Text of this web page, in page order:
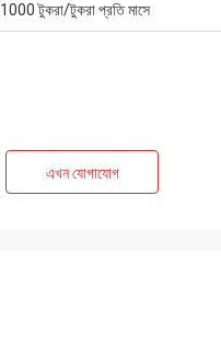
1000 টুকরা/টুকরা প্রতি মাসে
এখন যোগাযোগ